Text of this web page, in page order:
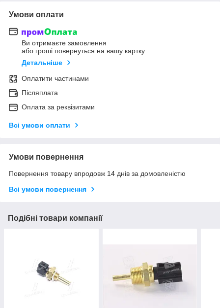
Умови оплати
Ви отримаєте замовлення
або гроші повернуться на вашу картку
Детальніше
Оплатити частинами
Післяплата
Оплата за реквізитами
Всі умови оплати
Умови повернення
Повернення товару впродовж 14 днів за домовленістю
Всі умови повернення
Подібні товари компанії